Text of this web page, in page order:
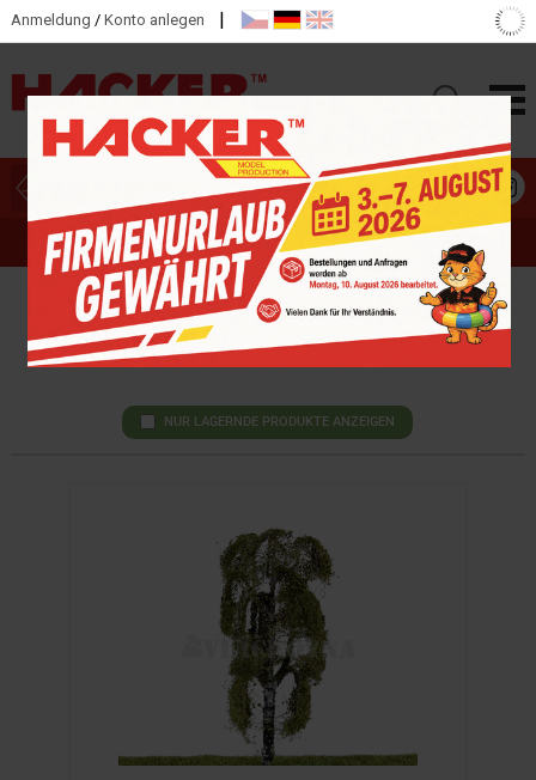
Anmeldung / Konto anlegen |
HAUPTKATEGORIEN
BEZUCHA MODEL
NUR LAGERNDE PRODUKTE ANZEIGEN